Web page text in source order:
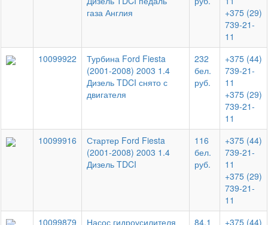
газа Англия
+375 (29)
739-21-
11
10099922
Турбина Ford Fiesta
(2001-2008) 2003 1.4
Дизель TDCI снято с
двигателя
232
бел.
руб.
+375 (44)
739-21-
11
+375 (29)
739-21-
11
10099916
Стартер Ford Fiesta
(2001-2008) 2003 1.4
Дизель TDCI
116
бел.
руб.
+375 (44)
739-21-
11
+375 (29)
739-21-
11
10099879
Насос гидроусилителя 84.1 +375 (44)